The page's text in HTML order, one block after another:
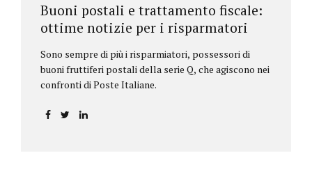
Buoni postali e trattamento fiscale:
ottime notizie per i risparmatori
Sono sempre di più i risparmiatori, possessori di
buoni fruttiferi postali della serie Q, che agiscono nei
confronti di Poste Italiane.